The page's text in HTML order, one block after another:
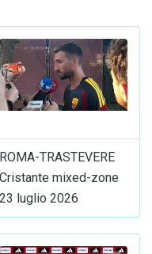
ROMA-TRASTEVERE
Cristante mixed-zone
23 luglio 2026